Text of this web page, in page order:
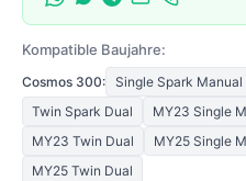
Kompatible Baujahre:
Cosmos 300: Single Spark Manual
Twin Spark Dual
MY23 Single
MY23 Twin Dual
MY25 Single
MY25 Twin Dual